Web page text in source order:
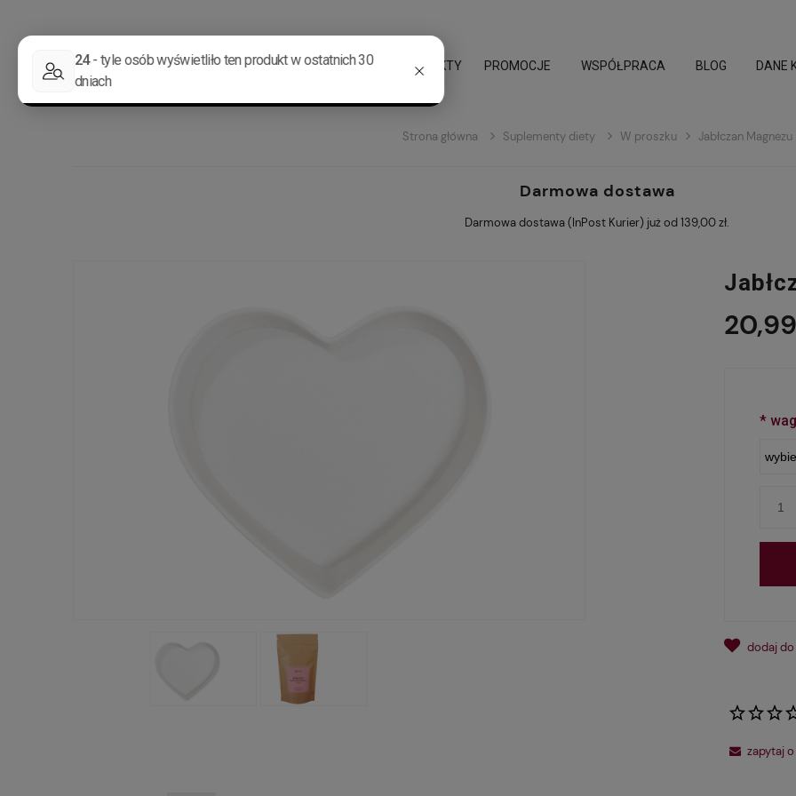
STRONA GŁÓWNA PROMOCJE WSPÓŁPRACA BLOG DANE
Strona główna Suplementy diety W proszku Jabłczan Magnezu
Darmowa dostawa
Darmowa dostawa (InPost Kurier) już od 139,00 zł.
20,99
*
dodaj
zapytaj